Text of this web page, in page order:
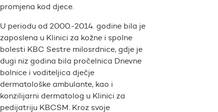
promjena kod djece.
U periodu od 2000.-2014. godine bila je
zaposlena u Klinici za kožne i spolne
bolesti KBC Sestre milosrdnice, gdje je
dugi niz godina bila pročelnica Dnevne
bolnice i voditeljica dječje
dermatološke ambulante, kao i
konzilijarni dermatolog u Klinici za
pedijatriju KBCSM. Kroz svoje